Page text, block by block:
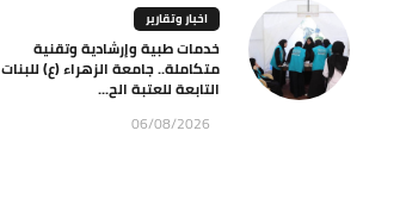
اخبار وتقارير
خدمات طبية وإرشادية وتقنية
متكاملة.. جامعة الزهراء (ع) للبنات
التابعة للعتبة الح...
06/08/2026